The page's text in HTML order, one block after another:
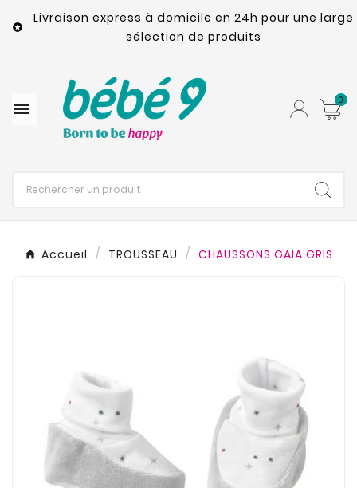

Livraison express à domicile en 24h pour une large
sélection de produits
 0
Accueil TROUSSEAU CHAUSSONS GAIA GRIS